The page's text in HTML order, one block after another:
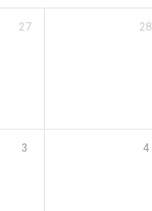
27 28
3 4